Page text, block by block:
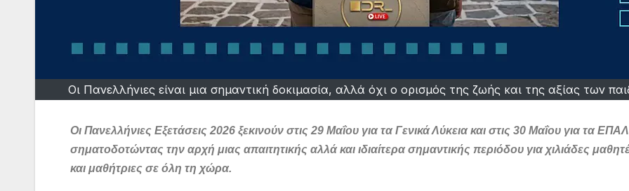
Οι Πανελλήνιες είναι μια σημαντική δοκιμασία, αλλά όχι ο ορισμός της ζωής και της αξίας των
Οι Πανελλήνιες Εξετάσεις 2026 ξεκινούν στις 29 Μαΐου για τα Γενικά Λύκεια και στις 30 Μαΐου για τα
σηματοδοτώντας την αρχή μιας απαιτητικής αλλά και ιδιαίτερα σημαντικής περιόδου για χιλιάδες
και μαθήτριες σε όλη τη χώρα.